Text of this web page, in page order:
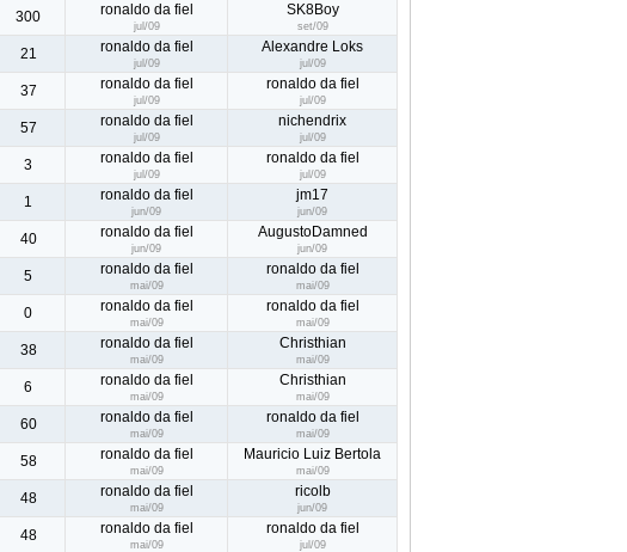
300 ronaldo da fiel
jul/09
SK8Boy
set/09
21 ronaldo da fiel
jul/09
Alexandre Loks
jul/09
37 ronaldo da fiel
jul/09
ronaldo da fiel
jul/09
57 ronaldo da fiel
jul/09
nichendrix
jul/09
3 ronaldo da fiel
jul/09
ronaldo da fiel
jul/09
1 ronaldo da fiel
jun/09
jm17
jun/09
40 ronaldo da fiel
jun/09
AugustoDamned
jun/09
5 ronaldo da fiel
mai/09
ronaldo da fiel
mai/09
0 ronaldo da fiel
mai/09
ronaldo da fiel
mai/09
38 ronaldo da fiel
mai/09
Christhian
mai/09
6 ronaldo da fiel
mai/09
Christhian
mai/09
60 ronaldo da fiel
mai/09
ronaldo da fiel
mai/09
58 ronaldo da fiel
mai/09
Mauricio Luiz Bertola
mai/09
48 ronaldo da fiel
mai/09
ricolb
jun/09
48 ronaldo da fiel
mai/09
ronaldo da fiel
jul/09